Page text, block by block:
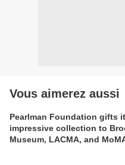
Vous aimerez aussi
Pearlman Foundation gifts
impressive collection to
Museum, LACMA, and